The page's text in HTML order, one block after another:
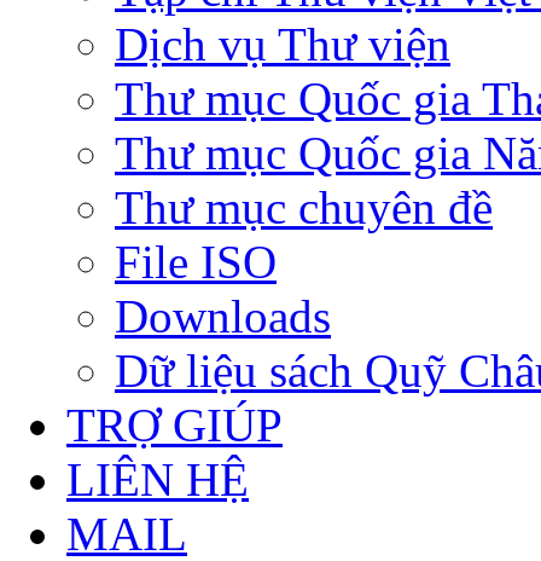
Dịch vụ Thư viện
Thư mục Quốc gia
Thư mục Quốc gia
Thư mục chuyên đề
File ISO
Downloads
Dữ liệu sách Quỹ
TRỢ GIÚP
LIÊN HỆ
MAIL